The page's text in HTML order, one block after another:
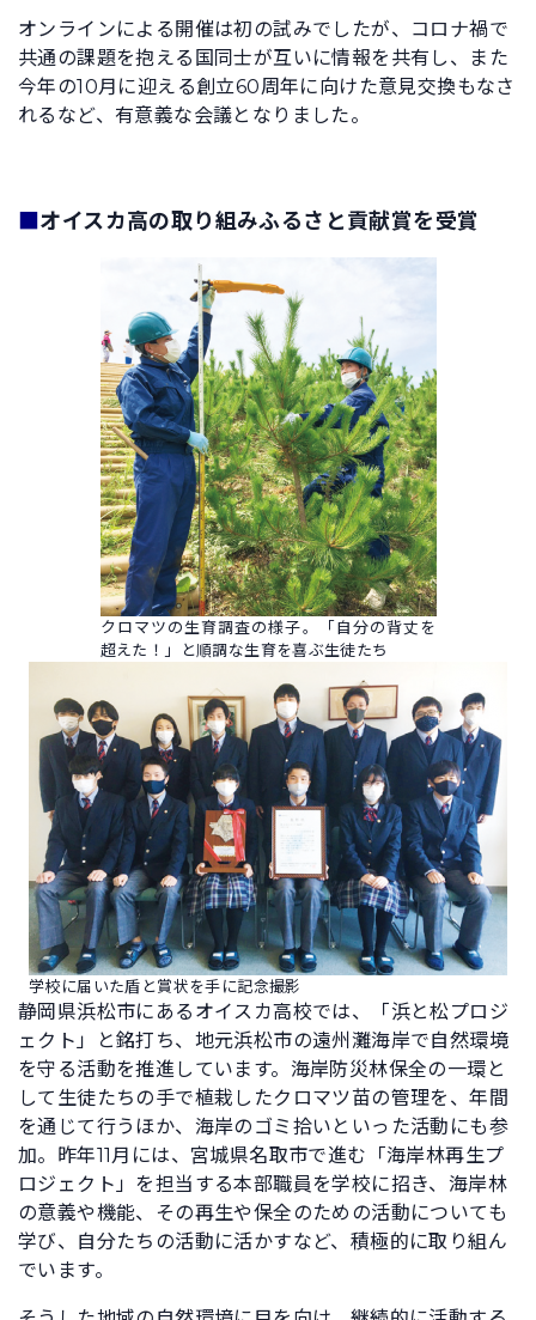
オンラインによる開催は初の試みでしたが、コロナ禍で
共通の課題を抱える国同士が互いに情報を共有し、また
今年の10月に迎える創立60周年に向けた意見交換もなさ
れるなど、有意義な会議となりました。
オイスカ高の取り組みふるさと貢献賞を受賞
クロマツの生育調査の様子。「自分の背丈を
超えた！」と順調な生育を喜ぶ生徒たち
学校に届いた盾と賞状を手に記念撮影
静岡県浜松市にあるオイスカ高校では、「浜と松プロジ
ェクト」と銘打ち、地元浜松市の遠州灘海岸で自然環境
を守る活動を推進しています。海岸防災林保全の一環と
して生徒たちの手で植栽したクロマツ苗の管理を、年間
を通じて行うほか、海岸のゴミ拾いといった活動にも参
加。昨年11月には、宮城県名取市で進む「海岸林再生プ
ロジェクト」を担当する本部職員を学校に招き、海岸林
の意義や機能、その再生や保全のための活動についても
学び、自分たちの活動に活かすなど、積極的に取り組ん
でいます。